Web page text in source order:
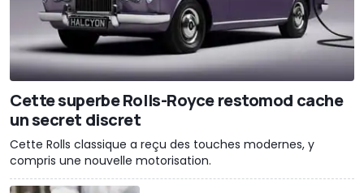
Cette superbe Rolls-Royce restomod cache
un secret discret
Cette Rolls classique a reçu des touches modernes, y
compris une nouvelle motorisation.